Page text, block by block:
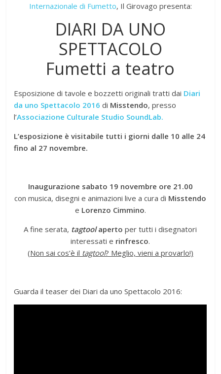
Internazionale di Fumetto, Il Girovago presenta:
DIARI DA UNO
SPETTACOLO
Fumetti a teatro
Esposizione di tavole e bozzetti originali tratti dai Diari
da uno Spettacolo 2016 di Misstendo, presso
l’Associazione Culturale Studio SoundLab.
L’esposizione è visitabile tutti i giorni dalle 10 alle 24
fino al 27 novembre.
Inaugurazione sabato 19 novembre ore 21.00
con musica, disegni e animazioni live a cura di Misstendo
e Lorenzo Cimmino.
A fine serata, tagtoolaperto per tutti i disegnatori
interessati e rinfresco.
(Non sai cos’è il tagtool? Meglio, vieni a provarlo!)
Guarda il teaser dei Diari da uno Spettacolo 2016: